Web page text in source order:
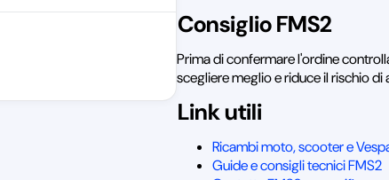
Consiglio FMS2
Prima di confermare l'ordine
scegliere meglio e riduce il rischio
Link utili
Ricambi moto, scooter e
Guide e consigli tecnici FMS2